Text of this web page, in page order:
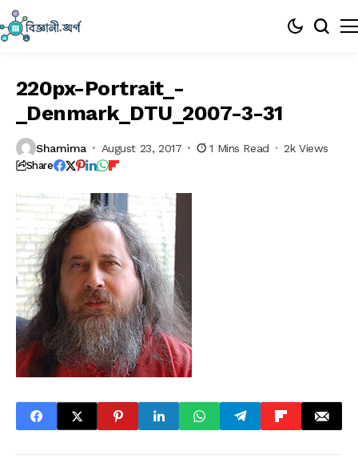
220px-Portrait_-
_Denmark_DTU_2007-3-31
Shamima August 23, 2017 1 Mins Read 2k Views
Share